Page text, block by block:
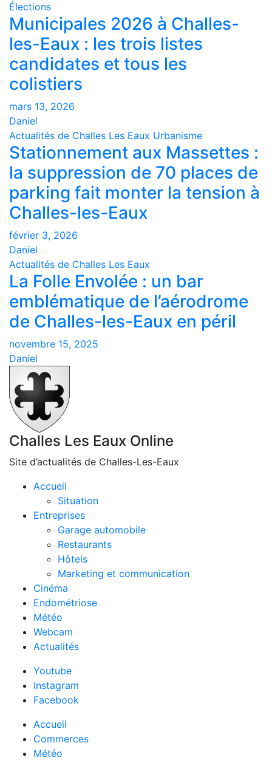
Élections
Municipales 2026 à Challes-
les-Eaux : les trois listes
candidates et tous les
colistiers
mars 13, 2026
Daniel
Actualités de Challes Les Eaux Urbanisme
Stationnement aux Massettes :
la suppression de 70 places de
parking fait monter la tension à
Challes-les-Eaux
février 3, 2026
Daniel
Actualités de Challes Les Eaux
La Folle Envolée : un bar
emblématique de l’aérodrome
de Challes-les-Eaux en péril
novembre 15, 2025
Daniel
Challes Les Eaux Online
Site d’actualités de Challes-Les-Eaux
Accueil
Situation
Entreprises
Garage automobile
Restaurants
Hôtels
Marketing et communication
Cinéma
Endométriose
Météo
Webcam
Actualités
Youtube
Instagram
Facebook
Accueil
Commerces
Météo